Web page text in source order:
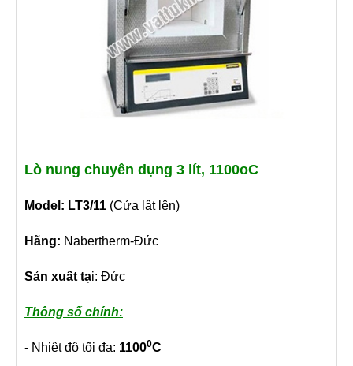
Lò nung chuyên dụng 3 lít, 1100oC
Model: LT3/11 (Cửa lật lên)
Hãng: Nabertherm-Đức
Sản xuất tại: Đức
Thông số chính:
- Nhiệt độ tối đa: 11000C